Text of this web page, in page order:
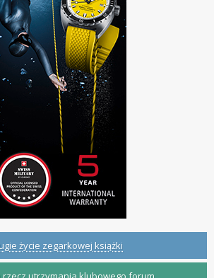
życie zegarkowej książki